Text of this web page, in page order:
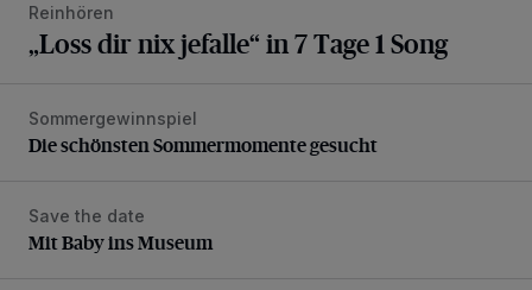
Reinhören
„Loss dir nix jefalle“ in 7 Tage 1 Song
Die schönsten Sommermomente gesucht
Sommergewinnspiel
Die schönsten Sommermomente gesucht
Mit Baby ins Museum
Save the date
Mit Baby ins Museum